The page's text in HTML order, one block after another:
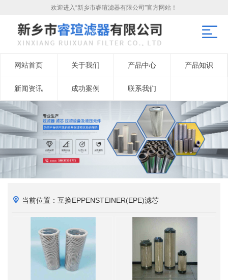
欢迎进入“新乡市睿瑄滤器有限公司”官方网站！
网站首页 关于我们 产品中心 产品知识
新闻资讯 成功案例 联系我们
当前位置：互换EPPENSTEINER(EPE)滤芯